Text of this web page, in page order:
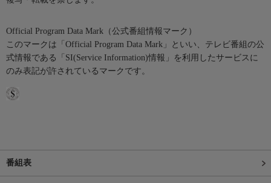
Official Program Data Mark（公式番組情報マーク）
このマークは「Official Program Data Mark」といい、テレビ番組の公
式情報である「SI(Service Information)情報」を利用したサービスに
のみ表記が許されているマークです。
番組表